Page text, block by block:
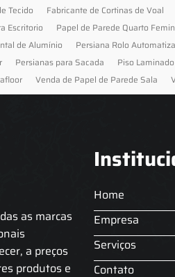
Tecido Fabricante de Cortinas de Voal
Escritorio Papel de Parede Quarto
de Alumínio Persiana Rolo
Persianas para Sacada Piso
Venda de Papel de Parede Sala
as marcas
a preços
produtos e
Home
Empresa
Serviços
Contato